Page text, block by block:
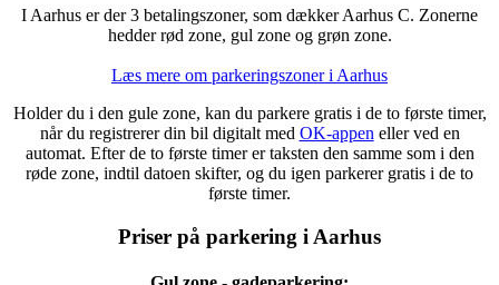
I Aarhus er der 3 betalingszoner, som dækker Aarhus C. Zonerne
hedder rød zone, gul zone og grøn zone.
Læs mere om parkeringszoner i Aarhus
Holder du i den gule zone, kan du parkere gratis i de to første timer,
når du registrerer din bil digitalt med OK-appen eller ved en
automat. Efter de to første timer er taksten den samme som i den
røde zone, indtil datoen skifter, og du igen parkerer gratis i de to
første timer.
Priser på parkering i Aarhus